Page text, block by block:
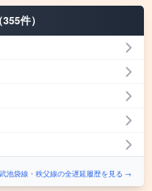
件）
池袋線・秩父線の全遅延履歴を見る →